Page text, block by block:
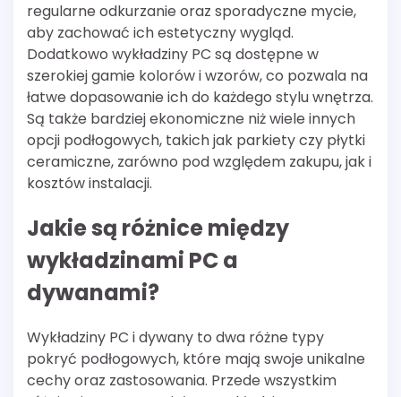
regularne odkurzanie oraz sporadyczne mycie,
aby zachować ich estetyczny wygląd.
Dodatkowo wykładziny PC są dostępne w
szerokiej gamie kolorów i wzorów, co pozwala na
łatwe dopasowanie ich do każdego stylu wnętrza.
Są także bardziej ekonomiczne niż wiele innych
opcji podłogowych, takich jak parkiety czy płytki
ceramiczne, zarówno pod względem zakupu, jak i
kosztów instalacji.
Jakie są różnice między
wykładzinami PC a
dywanami?
Wykładziny PC i dywany to dwa różne typy
pokryć podłogowych, które mają swoje unikalne
cechy oraz zastosowania. Przede wszystkim